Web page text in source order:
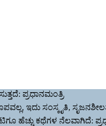
ಪ್ರಧಾನಮಂತ್ರಿ
ಇದು ಸಂಸ್ಕೃತಿ,
ಹೆಚ್ಚು ಕಥೆಗಳ ನೆಲವಾಗಿದೆ: